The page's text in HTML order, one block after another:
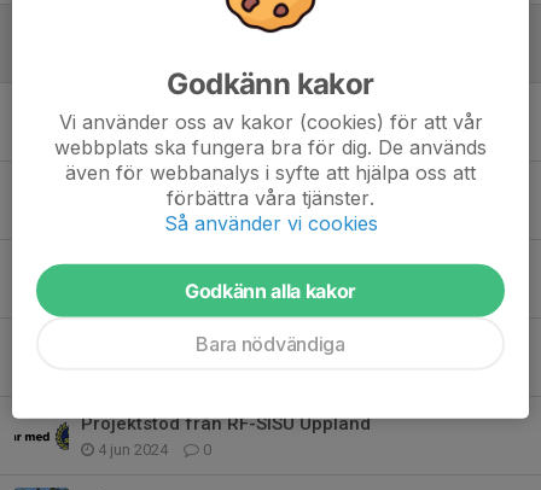
Vår och utomhusträning!
7 apr 2025
Utomhussäsongen har börjat!
27 mar 2025
En fin avslutning av utomhussäsongen 2024!
0
Ica Nära Bergshamra står för gofikat!
Projektstöd från RF-SISU Uppland
4 jun 2024 0
Godkänn kakor
Vi använder oss av kakor (cookies) för att vår
webbplats ska fungera bra för dig. De används
även för webbanalys i syfte att hjälpa oss att
förbättra våra tjänster.
Så använder vi cookies
Godkänn alla kakor
Bara nödvändiga